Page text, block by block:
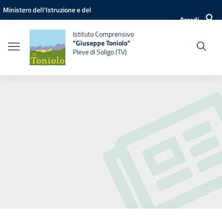
Vai ai contenuti
Vai al menu di navigazione
Vai al footer
Ministero dell'Istruzione e del
Accedi
Istituto Comprensivo
"Giuseppe Toniolo"
Pieve di Soligo (TV)